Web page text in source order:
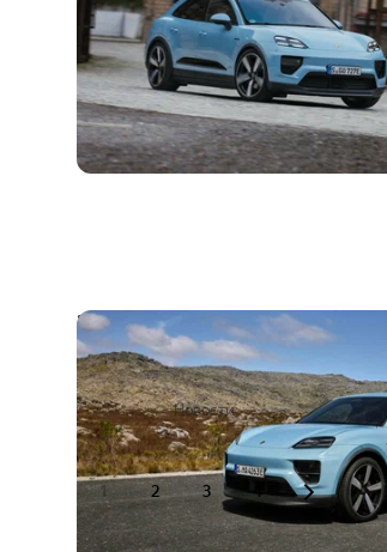
Электрический Porsche
доступным, дальнобойным и
внедорожным
17 июля 2024Новости
2 3 4